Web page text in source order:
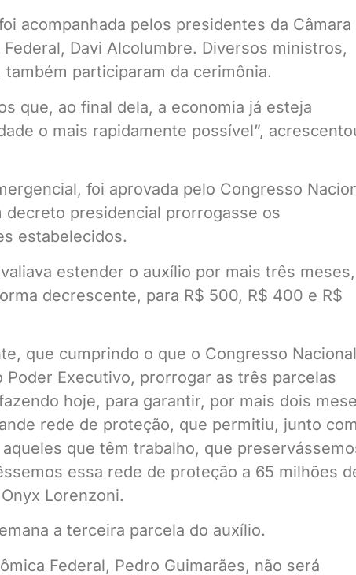
acompanhada pelos presidentes da Câmara
Davi Alcolumbre. Diversos ministros,
participaram da cerimônia.
que, ao final dela, a economia já esteja
o mais rapidamente possível”,
foi aprovada pelo Congresso
presidencial prorrogasse os
estabelecidos.
estender o auxílio por mais três meses,
decrescente, para R$ 500, R$ 400 e R$
que cumprindo o que o Congresso Nacional
Executivo, prorrogar as três parcelas
hoje, para garantir, por mais dois
rede de proteção, que permitiu, junto com
que têm trabalho, que
essa rede de proteção a 65 milhões
Lorenzoni.
a terceira parcela do auxílio.
Federal, Pedro Guimarães, não será